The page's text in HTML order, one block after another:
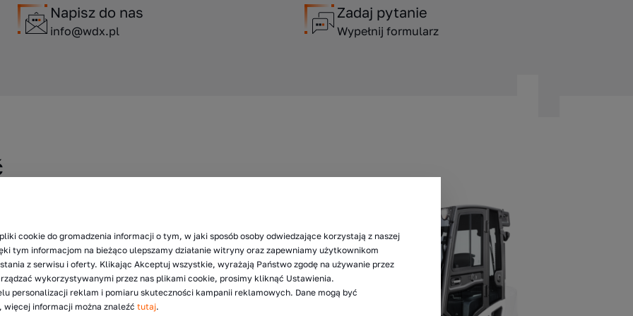
Napisz do nas
info@wdx.pl
Zadaj pytanie
Wypełnij formularz
Pro9 daje Ci możliwość wyboru trybu, który
maszyn w filtr cząstek stałych. Bobcat
Twojego pojazdu jest ważne, dlatego
Regeneracja jest automatyczna.
i jest specjalnie zaprojektowany do
cookie do gromadzenia informacji o tym, w jaki sposób osoby odwiedzające korzystają z naszej
tym informacjom na bieżąco ulepszamy działanie witryny oraz zapewniamy użytkownikom
z serwisu i oferty. Klikając Akceptuj wszystkie, wyrażają Państwo zgodę na używanie przez
wykorzystywanymi przez nas plikami cookie, prosimy kliknąć Ustawienia.
personalizacji reklam i pomiaru skuteczności kampanii reklamowych. Dane mogą być
więcej informacji można znaleźć tutaj.